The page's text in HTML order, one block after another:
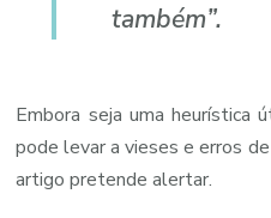
também”.
Embora seja uma heurística
pode levar a vieses e erros
artigo pretende alertar.